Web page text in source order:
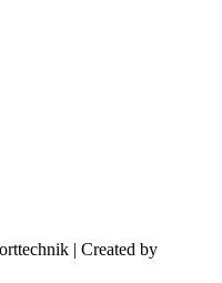
| Created by